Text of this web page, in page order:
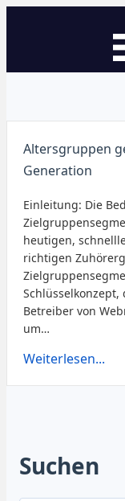
Altersgruppen
Generation
Einleitung: Die
heutigen,
richtigen
Betreiber von
um…
Weiterlesen...
Suchen